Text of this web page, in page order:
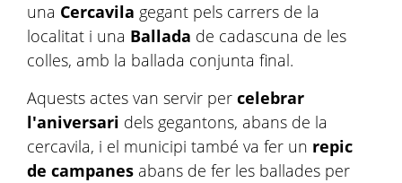
una Cercavila gegant pels carrers de la
localitat i una Ballada de cadascuna de les
colles, amb la ballada conjunta final.
Aquests actes van servir per celebrar
l'aniversari dels gegantons, abans de la
cercavila, i el municipi també va fer un repic
de campanes abans de fer les ballades per